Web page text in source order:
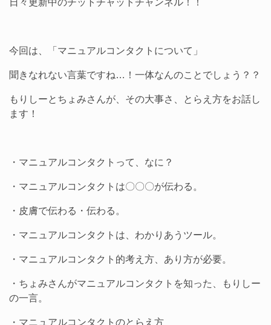
日々更新中のチットチャットチャンネル！！
今回は、「マニュアルコンタクトについて」
聞きなれない言葉ですね…！一体なんのことでしょう？？
もりしーとちょみさんが、その大事さ、とらえ方をお話し
ます！
・マニュアルコンタクトって、なに？
・マニュアルコンタクトは〇〇〇が伝わる。
・皮膚で伝わる・伝わる。
・マニュアルコンタクトは、わかりあうツール。
・マニュアルコンタクト的考え方、あり方が必要。
・ちょみさんがマニュアルコンタクトを知った、もりしー
の一言。
・マニュアルコンタクトのとらえ方